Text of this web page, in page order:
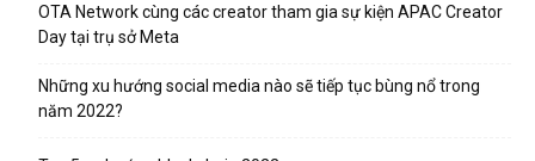
OTA Network cùng các creator tham gia sự kiện APAC Creator
Day tại trụ sở Meta
Những xu hướng social media nào sẽ tiếp tục bùng nổ trong
năm 2022?